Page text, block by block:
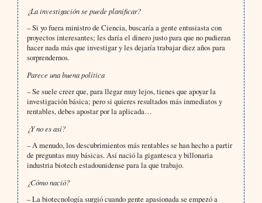
¿La investigación se puede planificar?
– Si yo fuera ministro de Ciencia, buscaría a gente entusiasta con
proyectos interesantes; les daría el dinero justo para que no pudieran
hacer nada más que investigar y les dejaría trabajar diez años para
sorprendernos.
Parece una buena política
– Se suele creer que, para llegar muy lejos, tienes que apoyar la
investigación básica; pero si quieres resultados más inmediatos y
rentables, debes apostar por la aplicada…
¿Y no es así?
– A menudo, los descubrimientos más rentables se han hecho a partir
de preguntas muy básicas. Así nació la gigantesca y billonaria
industria biotech estadounidense para la que trabajo.
¿Cómo nació?
– La biotecnología surgió cuando gente apasionada se empezó a